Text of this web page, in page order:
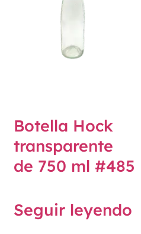
Botella Hock
transparente
de 750 ml #485
Seguir leyendo